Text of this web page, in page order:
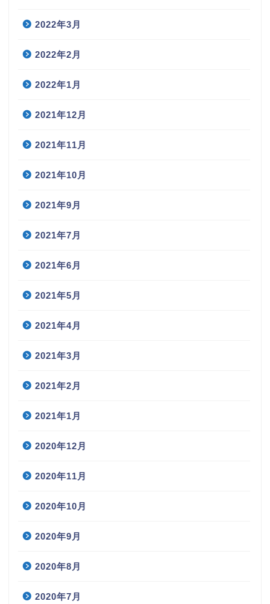
2022年3月
2022年2月
2022年1月
2021年12月
2021年11月
2021年10月
2021年9月
2021年7月
2021年6月
2021年5月
2021年4月
2021年3月
2021年2月
2021年1月
2020年12月
2020年11月
2020年10月
2020年9月
2020年8月
2020年7月